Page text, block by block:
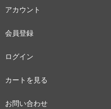
アカウント
会員登録
ログイン
カートを見る
お問い合わせ